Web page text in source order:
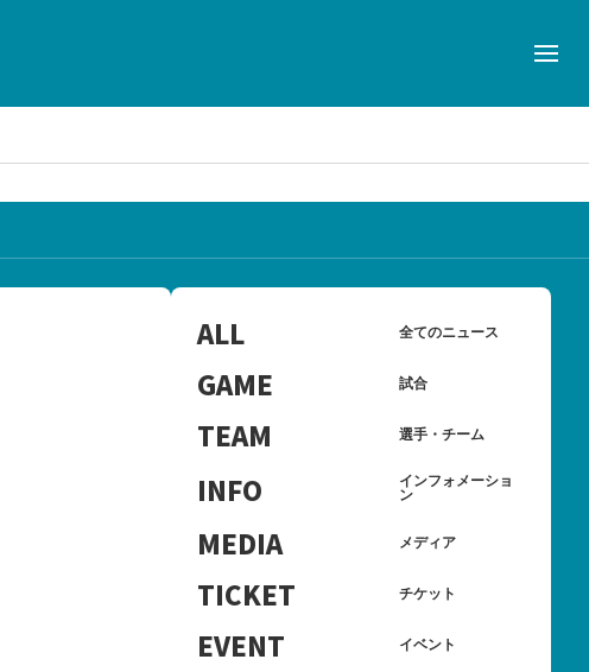
ALL 全てのニュース
GAME 試合
TEAM 選手・チーム
INFO
インフォメーショ
ン
MEDIA メディア
TICKET チケット
EVENT イベント